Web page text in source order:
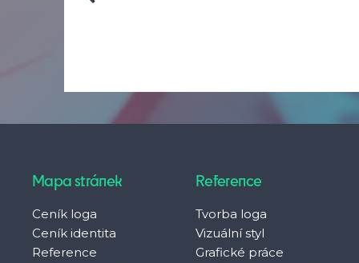
Mapa stránek
Ceník loga
Ceník identita
Reference
Reference
Tvorba loga
Vizuální styl
Grafické práce